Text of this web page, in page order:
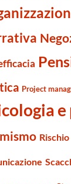
Project